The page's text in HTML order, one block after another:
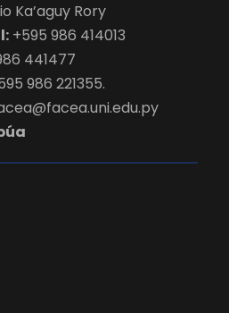
Ka’aguy Rory
+595 986 414013
441477
986 221355.